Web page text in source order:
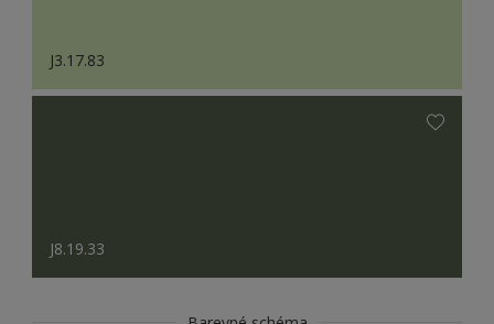
J3.17.83
J8.19.33